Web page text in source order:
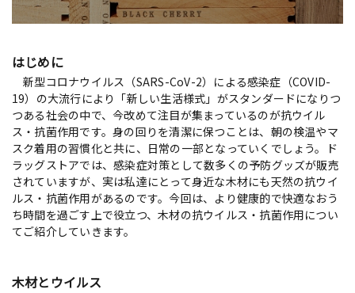
はじめに
新型コロナウイルス（SARS-CoV-2）による感染症（COVID-
19）の大流行により「新しい生活様式」がスタンダードになりつ
つある社会の中で、今改めて注目が集まっているのが抗ウイル
ス・抗菌作用です。身の回りを清潔に保つことは、朝の検温やマ
スク着用の習慣化と共に、日常の一部となっていくでしょう。ド
ラッグストアでは、感染症対策として数多くの予防グッズが販売
されていますが、実は私達にとって身近な木材にも天然の抗ウイ
ルス・抗菌作用があるのです。今回は、より健康的で快適なおう
ち時間を過ごす上で役立つ、木材の抗ウイルス・抗菌作用につい
てご紹介していきます。
木材とウイルス